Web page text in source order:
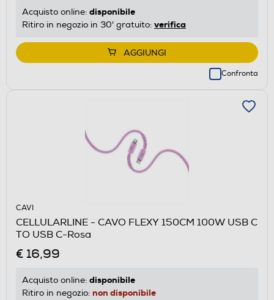
Acquisto online: disponibile
Ritiro in negozio in 30' gratuito: verifica
AGGIUNGI
Confronta
CAVI
CELLULARLINE - CAVO FLEXY 150CM 100W USB C
TO USB C-Rosa
€ 16,99
Acquisto online: disponibile
Ritiro in negozio: non disponibile